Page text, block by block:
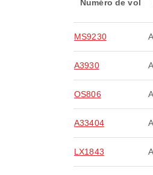
Numéro de vol
MS9230
A3930
OS806
A33404
LX1843